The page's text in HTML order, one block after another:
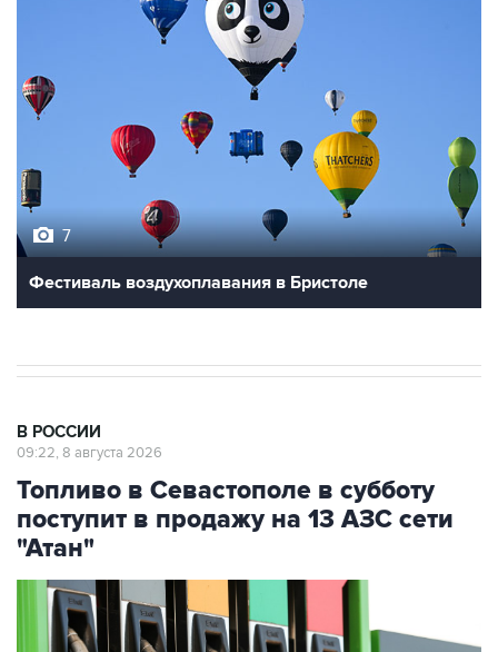
7
Фестиваль воздухоплавания в Бристоле
В РОССИИ
09:22, 8 августа 2026
Топливо в Севастополе в субботу
поступит в продажу на 13 АЗС сети
"Атан"